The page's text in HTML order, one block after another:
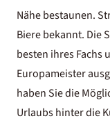
Nähe bestaunen.
Biere bekannt. Die
besten ihres Fachs
Europameister
haben Sie die
Urlaubs hinter die